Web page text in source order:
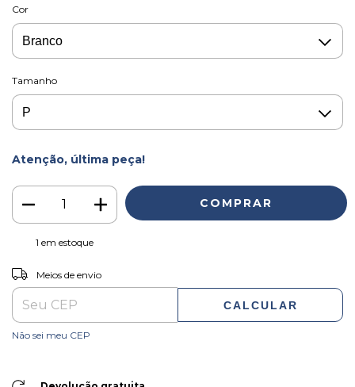
Cor
Tamanho
Atenção, última peça!
1 em estoque
Entregas para o CEP:
Meios de envio
CALCULAR
Não sei meu CEP